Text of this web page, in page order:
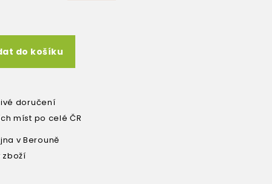
do košíku
doručení
míst po celé ČR
v Berouně
zboží